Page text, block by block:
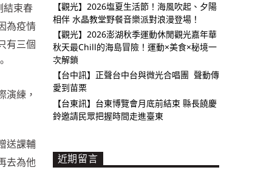
結束春
為疫情
有三個
演練，
送課輔
去為他
【觀光】2026塩夏生活節！海風吹起、夕陽
相伴 水晶教堂野餐音樂派對浪漫登場！
【觀光】2026澎湖秋季運動休閒觀光嘉年華
秋天最Chill的海島冒險！運動×美食×秘境一
次解鎖
【台中訊】正聲台中台與微光合唱團 聲動傳
愛到苗栗
【台東訊】台東博覽會月底前結束 縣長饒慶
鈴邀請民眾把握時間走進臺東
近期留言